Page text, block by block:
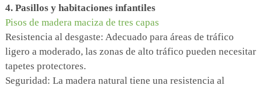
4. Pasillos y habitaciones infantiles
Pisos de madera maciza de tres capas
Resistencia al desgaste: Adecuado para áreas de tráfico
ligero a moderado, las zonas de alto tráfico pueden necesitar
tapetes protectores.
Seguridad: La madera natural tiene una resistencia al